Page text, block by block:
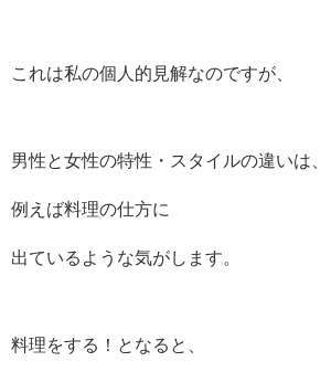
これは私の個人的見解なのですが、
男性と女性の特性・スタイルの違いは、
例えば料理の仕方に
出ているような気がします。
料理をする！となると、